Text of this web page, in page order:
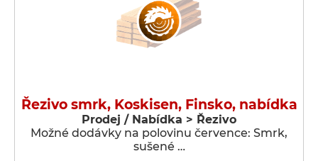
Řezivo smrk, Koskisen, Finsko, nabídka
Prodej / Nabídka > Řezivo
Možné dodávky na polovinu července: Smrk,
sušené …